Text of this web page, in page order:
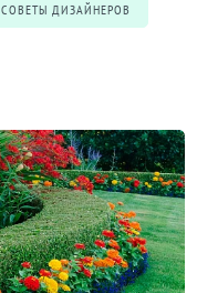
СОВЕТЫ ДИЗАЙНЕРОВ